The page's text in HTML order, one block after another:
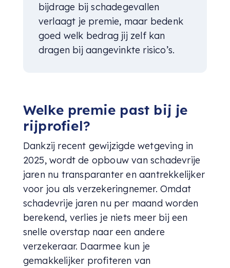
bijdrage bij schadegevallen
verlaagt je premie, maar bedenk
goed welk bedrag jij zelf kan
dragen bij aangevinkte risico’s.
Welke premie past bij je
rijprofiel?
Dankzij recent gewijzigde wetgeving in
2025, wordt de opbouw van schadevrije
jaren nu transparanter en aantrekkelijker
voor jou als verzekeringnemer. Omdat
schadevrije jaren nu per maand worden
berekend, verlies je niets meer bij een
snelle overstap naar een andere
verzekeraar. Daarmee kun je
gemakkelijker profiteren van